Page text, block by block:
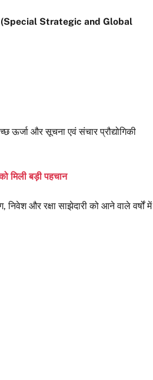
(Special Strategic and Global
और सूचना एवं संचार प्रौद्योगिकी
मिली बड़ी पहचान
और रक्षा साझेदारी को आने वाले वर्षों में